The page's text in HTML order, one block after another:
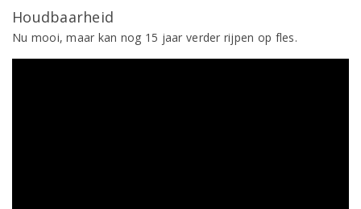
Houdbaarheid
Nu mooi, maar kan nog 15 jaar verder rijpen op fles.